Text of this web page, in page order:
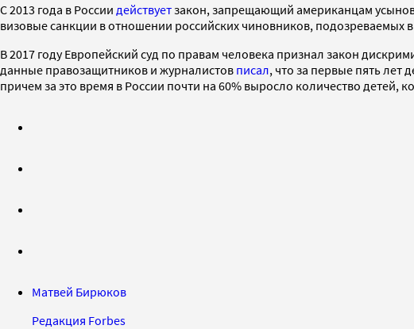
С 2013 года в России действуетзакон, запрещающий американцам
визовые санкции в отношении российских чиновников, подозреваемых
В 2017 году Европейский суд по правам человека признал закон
данные правозащитников и журналистов писал, что за первые пять лет
причем за это время в России почти на 60% выросло количество детей,
Матвей Бирюков
Редакция Forbes